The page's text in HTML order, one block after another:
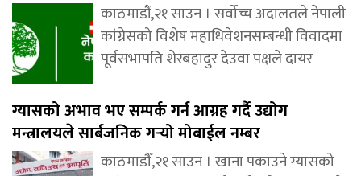
काठमाडौं,२१ साउन । सर्वोच्च अदालतले नेपाली
कांग्रेसको विशेष महाधिवेशनसम्बन्धी विवादमा
पूर्वसभापति शेरबहादुर देउवा पक्षले दायर
ग्यासको अभाव भए सम्पर्क गर्न आग्रह गर्दै उद्योग
मन्त्रालयले सार्बजनिक गर्‍यो मोबाईल नम्बर
काठमाडौँ,२१ साउन । खाना पकाउने ग्यासको